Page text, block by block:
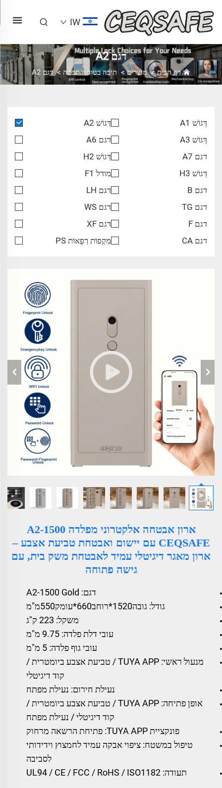
IW
דגם A2
דף הבית>מוצרים>תיבה בטוחה חכמה >דגם A2
דְּגוֹשׁ A1
דְּגוֹשׁ A2
דְּגוֹשׁ A3
דגם A6
דגם A7
דְּגוֹשׁ H2
דְּגוֹשׁ H3
מודל F1
דגם B
דגם LH
דגם TG
דגם WS
דגם F
דגם XF
דגם CA
מִקְפוֹת רְפֻאוֹת PS
ארון אבטחה אלקטרוני מפלדה A2-1500
CEQSAFE עם יישום ואבטחת טביעת אצבע –
ארון מאגר דיגיטלי עמיד לאבטחת משק בית, עם
גישה פתוחה
דגם: A2-1500 Gold
גודל: גובה1520*רוחב660*עומק550מ"מ
משקל: 223 ק"ג
עובי דלת פלדה: 9.75 מ"מ
עובי גוף פלדה: 5 מ"מ
מנעול ראשי: TUYA APP / טביעת אצבע ביומטרית /
קוד דיגיטלי
נעילת חירום: נעילת מפתח
אופן פתיחה: TUYA APP / טביעת אצבע ביומטרית /
קוד דיגיטלי / נעילת מפתח
פונקציית TUYA APP: פתיחת הרשאה מרחוק
טיפול במשטח: ציפוי אבקה עמיד לחמצוץ וידידותי
לסביבה
תעודה: UL94 / CE / FCC / RoHS / ISO1182